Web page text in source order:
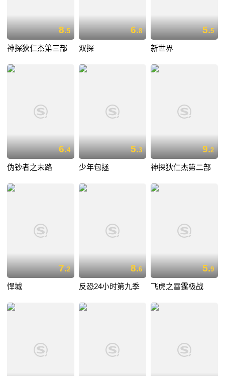
8.5
神探狄仁杰第三部
6.8
双探
5.5
新世界
6.4
伪钞者之末路
5.3
少年包拯
9.2
神探狄仁杰第二部
7.2
悍城
8.6
反恐24小时第九季
5.9
飞虎之雷霆极战